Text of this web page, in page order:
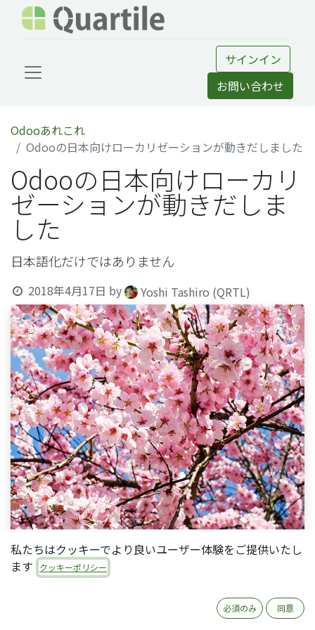
サインイン
お問い合わせ
Odooあれこれ
Odooの日本向けローカリゼーションが動きだしました
Odooの日本向けローカリ
ゼーションが動きだしま
した
日本語化だけではありません
2018年4月17日 by Yoshi Tashiro (QRTL)
オープンソース志向のOdooパー
私たちはクッキーでより良いユーザー体験をご提供いたし
ます
クッキーポリシー
必須のみ 同意